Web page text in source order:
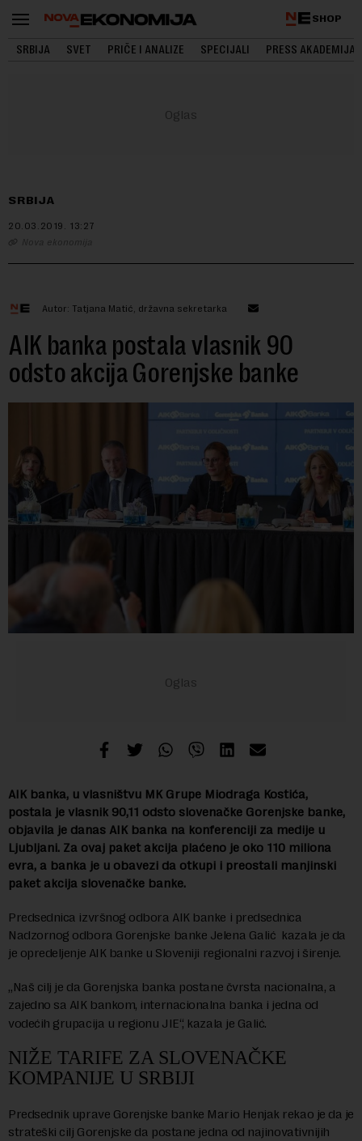
SHOP
SRBIJA SVET PRIČE I ANALIZE SPECIJALI PRESS AKADEMIJA
SRBIJA
20.03.2019. 13:27
Nova ekonomija
Autor: Tatjana Matić, državna sekretarka
AIK banka postala vlasnik 90
odsto akcija Gorenjske banke
AIK banka, u vlasništvu MK Grupe Miodraga Kostića,
postala je vlasnik 90,11 odsto slovenačke Gorenjske banke,
objavila je danas AIK banka na konferenciji za medije u
Ljubljani. Za ovaj paket akcija plaćeno je oko 110 miliona
evra, a banka je u obavezi da otkupi i preostali manjinski
paket akcija slovenačke banke.
Predsednica izvršnog odbora AIK banke i predsednica
Nadzornog odbora Gorenjske banke Jelena Galić kazala je da
je opredeljenje AIK banke u Sloveniji regionalni razvoj i širenje.
„Naš cilj je da Gorenjska banka postane čvrsta nacionalna, a
zajedno sa AIK bankom, internacionalna banka i jedna od
vodećih grupacija u regionu JIE“, kazala je Galić.
NIŽE TARIFE ZA SLOVENAČKE
KOMPANIJE U SRBIJI
Predsednik uprave Gorenjske banke Mario Henjak rekao je da je
strateški cilj Gorenjske da postane jedna od najinovativnijih